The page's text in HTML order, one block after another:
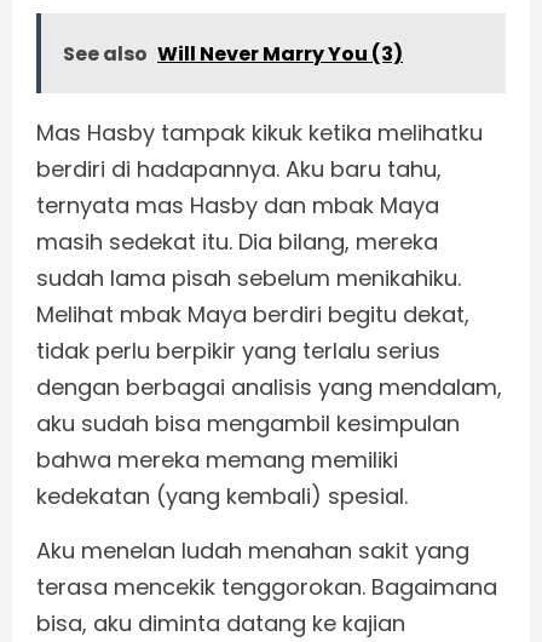
See also Will Never Marry You (3)
Mas Hasby tampak kikuk ketika melihatku
berdiri di hadapannya. Aku baru tahu,
ternyata mas Hasby dan mbak Maya
masih sedekat itu. Dia bilang, mereka
sudah lama pisah sebelum menikahiku.
Melihat mbak Maya berdiri begitu dekat,
tidak perlu berpikir yang terlalu serius
dengan berbagai analisis yang mendalam,
aku sudah bisa mengambil kesimpulan
bahwa mereka memang memiliki
kedekatan (yang kembali) spesial.
Aku menelan ludah menahan sakit yang
terasa mencekik tenggorokan. Bagaimana
bisa, aku diminta datang ke kajian